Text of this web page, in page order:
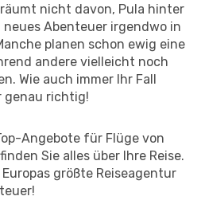
nicht davon, Pula hinter
Abenteuer irgendwo in
planen schon ewig eine
andere vielleicht noch
Wie auch immer Ihr Fall
genau richtig!
Angebote für Flüge von
Sie alles über Ihre Reise.
größte Reiseagentur